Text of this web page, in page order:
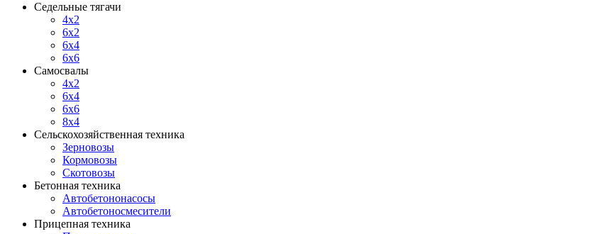
Седельные тягачи
4x2
6x2
6x4
6x6
Самосвалы
4x2
6x4
6x6
8x4
Сельскохозяйственная техника
Зерновозы
Кормовозы
Скотовозы
Бетонная техника
Автобетононасосы
Автобетоносмесители
Прицепная техника